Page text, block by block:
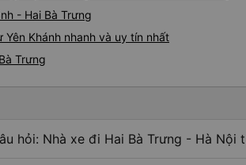
- Hai Bà Trưng
Khánh nhanh và uy tín nhất
Trưng
hỏi: Nhà xe đi Hai Bà Trưng - Hà Nội